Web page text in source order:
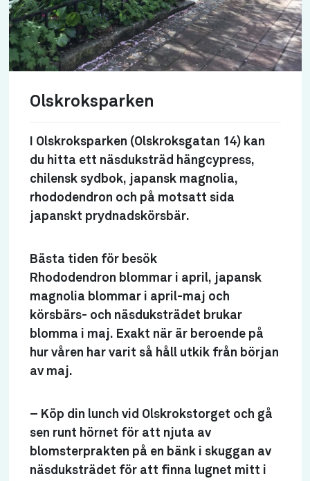
Olskroksparken
I Olskroksparken (Olskroksgatan 14) kan
du hitta ett näsduksträd hängcypress,
chilensk sydbok, japansk magnolia,
rhododendron och på motsatt sida
japanskt prydnadskörsbär.
Bästa tiden för besök
Rhododendron blommar i april, japansk
magnolia blommar i april-maj och
körsbärs- och näsduksträdet brukar
blomma i maj. Exakt när är beroende på
hur våren har varit så håll utkik från början
av maj.
– Köp din lunch vid Olskrokstorget och gå
sen runt hörnet för att njuta av
blomsterprakten på en bänk i skuggan av
näsduksträdet för att finna lugnet mitt i